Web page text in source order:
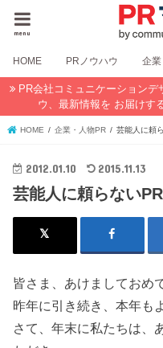
menu
HOME PRノウハウ 企業
PR会社コミュニケーション
ウ、最新情報を お届けす
HOME 企業・人物PR 芸能人に頼
2012.01.10 2015.11.13
芸能人に頼らない
皆さま、あけましておめ
昨年に引き続き、本年も
さて、年末に私たちは、